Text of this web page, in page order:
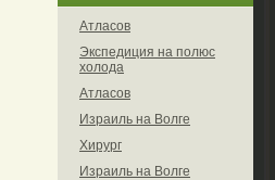
Атласов
Экспедиция на полюс
холода
Атласов
Израиль на Волге
Хирург
Израиль на Волге